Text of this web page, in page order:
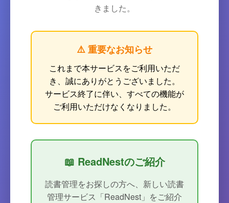
きました。
⚠️ 重要なお知らせ
これまで本サービスをご利用いただ
き、誠にありがとうございました。
サービス終了に伴い、すべての機能が
ご利用いただけなくなりました。
📖 ReadNestのご紹介
読書管理をお探しの方へ、新しい読書
管理サービス「ReadNest」をご紹介